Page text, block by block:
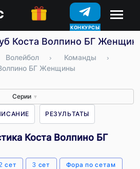
КОНКУРСЫ
Коста Волпино БГ
Волейбол › Команды
›
БГ Женщины
Серии ▼
РЕЗУЛЬТАТЫ
Коста Волпино БГ
сет 3 сет Фора по сетам